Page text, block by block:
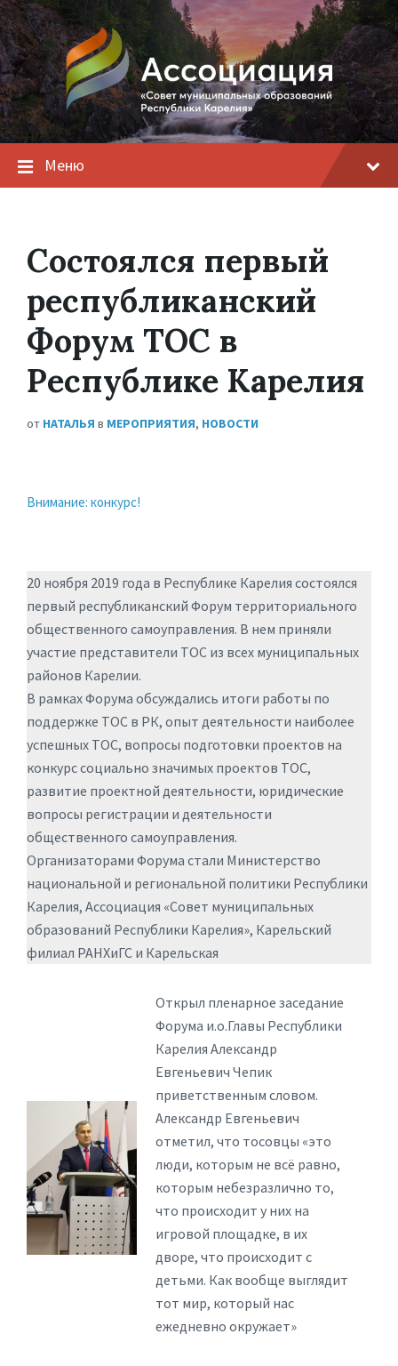
Меню
Состоялся первый
республиканский
Форум ТОС в
Республике Карелия
от НАТАЛЬЯ в МЕРОПРИЯТИЯ, НОВОСТИ
Внимание: конкурс!
20 ноября 2019 года в Республике Карелия состоялся
первый республиканский Форум территориального
общественного самоуправления. В нем приняли
участие представители ТОС из всех муниципальных
районов Карелии.
В рамках Форума обсуждались итоги работы по
поддержке ТОС в РК, опыт деятельности наиболее
успешных ТОС, вопросы подготовки проектов на
конкурс социально значимых проектов ТОС,
развитие проектной деятельности, юридические
вопросы регистрации и деятельности
общественного самоуправления.
Организаторами Форума стали Министерство
национальной и региональной политики Республики
Карелия, Ассоциация «Совет муниципальных
образований Республики Карелия», Карельский
филиал РАНХиГС и Карельская
Открыл пленарное заседание
Форума и.о.Главы Республики
Карелия Александр
Евгеньевич Чепик
приветственным словом.
Александр Евгеньевич
отметил, что тосовцы «это
люди, которым не всё равно,
которым небезразлично то,
что происходит у них на
игровой площадке, в их
дворе, что происходит с
детьми. Как вообще выглядит
тот мир, который нас
ежедневно окружает»